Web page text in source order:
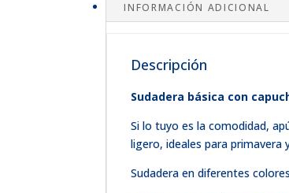
INFORMACIÓN ADICIONAL
Descripción
Sudadera básica con
Si lo tuyo es la comodidad,
ligero, ideales para primavera
Sudadera en diferentes